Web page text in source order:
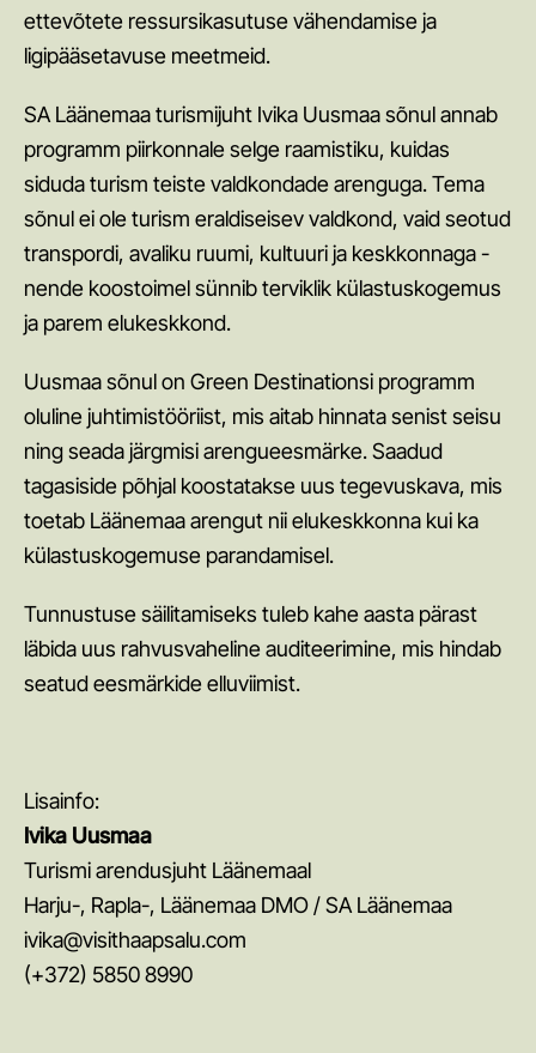
Keskkonnajuhtimise juhend Green Key süsteemi
rakendamiseks
Kestliku turismi sammuseadja
Keskkonnahoidlike sündmuste riiklik juhis
Juhend loodusturismi toodete ja teenuste arendamiseks
ja pakkumiseks
VTA vähese tähtsusega abi
Turismi pikk vaade 2035
Turismi tegevuskava 2026-29
Juhend ligipääsetavate ja kaasavate veeturismioodete
Turismiuuringud ja statistika
Uuring "Lühiajaline üüriturg Eestis", september 2025
Eesti turismi regionaalse mõju analüüs. MKM, 2024
Eesti muuseumide ja elamuskeskuste tuntus ja maine
2023
Harju-, Rapla-, Läänemaa ja Tallinna linna klienditeekonna
ettevõtete ressursikasutuse vähendamise ja
ligipääsetavuse meetmeid.
SA Läänemaa turismijuht Ivika Uusmaa sõnul annab
programm piirkonnale selge raamistiku, kuidas
siduda turism teiste valdkondade arenguga. Tema
sõnul ei ole turism eraldiseisev valdkond, vaid seotud
transpordi, avaliku ruumi, kultuuri ja keskkonnaga -
nende koostoimel sünnib terviklik külastuskogemus
ja parem elukeskkond.
Uusmaa sõnul on Green Destinationsi programm
oluline juhtimistööriist, mis aitab hinnata senist seisu
ning seada järgmisi arengueesmärke. Saadud
tagasiside põhjal koostatakse uus tegevuskava, mis
toetab Läänemaa arengut nii elukeskkonna kui ka
külastuskogemuse parandamisel.
Tunnustuse säilitamiseks tuleb kahe aasta pärast
läbida uus rahvusvaheline auditeerimine, mis hindab
seatud eesmärkide elluviimist.
Lisainfo:
Ivika Uusmaa
Turismi arendusjuht Läänemaal
Harju-, Rapla-, Läänemaa DMO / SA Läänemaa
ivika@visithaapsalu.com
(+372) 5850 8990